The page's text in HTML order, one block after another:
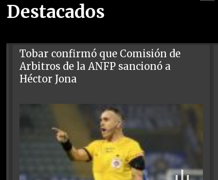
Destacados
Tobar confirmó que Comisión de
Arbitros de la ANFP sancionó a
Héctor Jona